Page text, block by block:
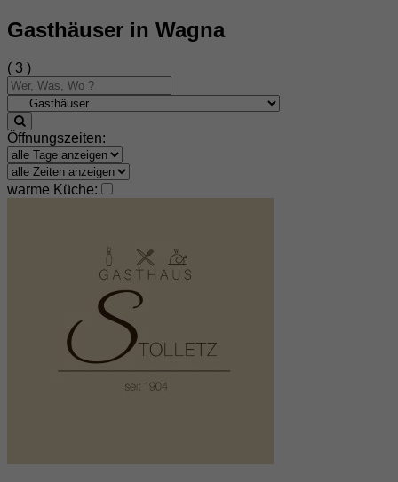
Gasthäuser in Wagna
( 3 )
Öffnungszeiten:
warme Küche: